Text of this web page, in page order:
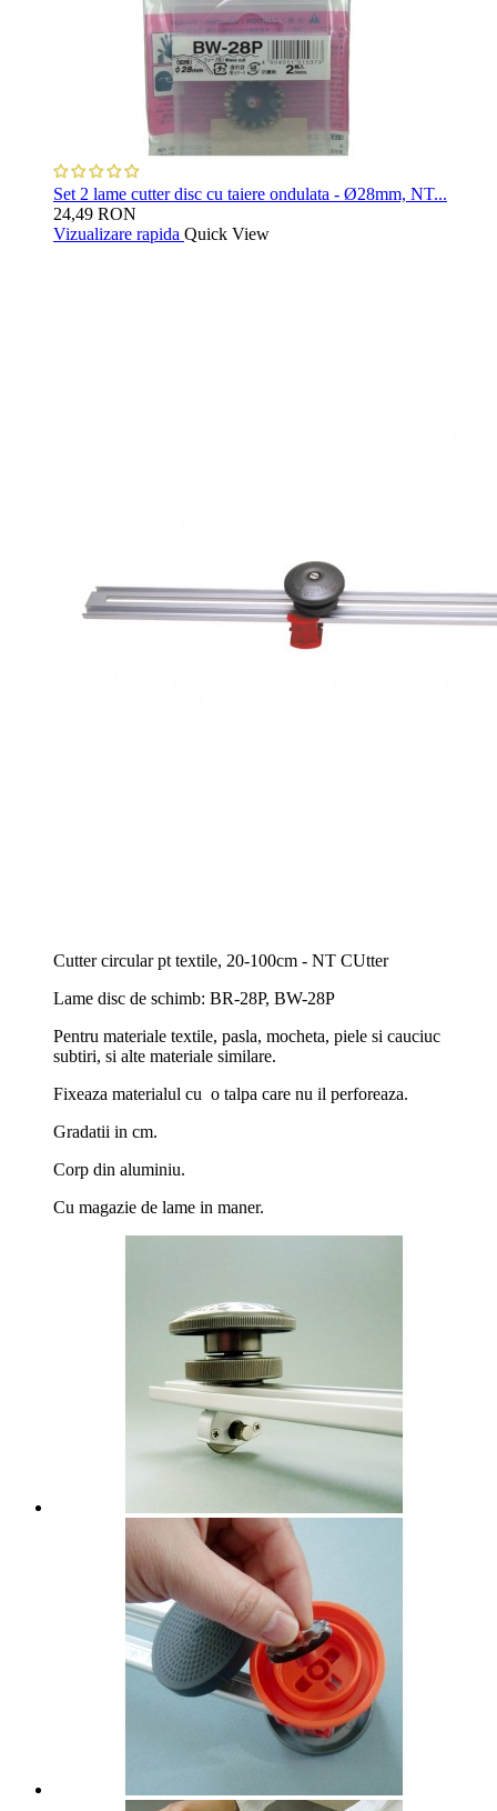
Set 2 lame cutter disc cu taiere ondulata - Ø28mm, NT...
24,49 RON
Vizualizare rapida Quick View
Cutter circular pt textile, 20-100cm - NT CUtter
Lame disc de schimb: BR-28P, BW-28P
Pentru materiale textile, pasla, mocheta, piele si cauciuc
subtiri, si alte materiale similare.
Fixeaza materialul cu o talpa care nu il perforeaza.
Gradatii in cm.
Corp din aluminiu.
Cu magazie de lame in maner.